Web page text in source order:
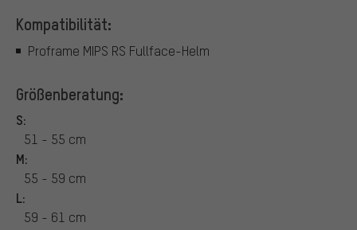
Kompatibilität:
Proframe MIPS RS Fullface-Helm
Größenberatung:
S:
51 - 55 cm
M:
55 - 59 cm
L:
59 - 61 cm